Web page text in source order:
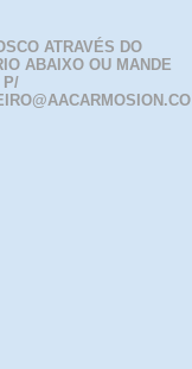
ATRAVÉS DO
ABAIXO OU MANDE
P/